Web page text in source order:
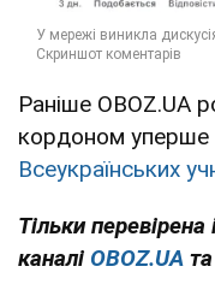
Раніше OBOZ.UA
кордоном
Всеукраїнських
Тільки
каналі OBOZ.UA та